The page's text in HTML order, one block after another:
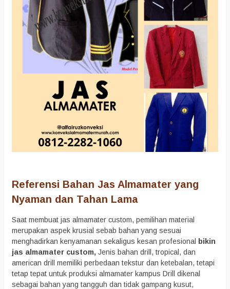
Referensi Bahan Jas Almamater yang
Nyaman dan Tahan Lama
Saat membuat jas almamater custom, pemilihan material
merupakan aspek krusial sebab bahan yang sesuai
menghadirkan kenyamanan sekaligus kesan profesional bikin
jas almamater custom, Jenis bahan drill, tropical, dan
american drill memiliki perbedaan tekstur dan ketebalan, tetapi
tetap tepat untuk produksi almamater kampus Drill dikenal
sebagai bahan yang tangguh dan tidak gampang kusut,